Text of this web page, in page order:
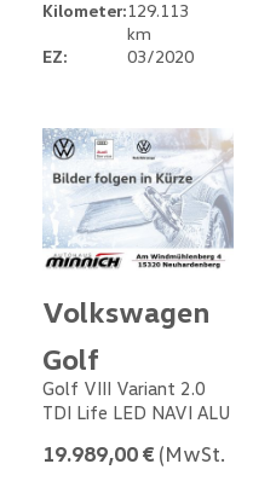
Kilometer:129.113
km
EZ:
03/2020
Volkswagen
Golf
Golf VIII Variant 2.0
TDI Life LED NAVI ALU
19.989,00 € (MwSt.